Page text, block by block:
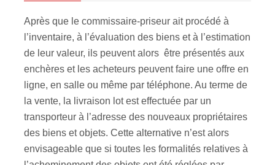
Après que le commissaire-priseur ait procédé à
l’inventaire, à l’évaluation des biens et à l’estimation
de leur valeur, ils peuvent alors être présentés aux
enchères et les acheteurs peuvent faire une offre en
ligne, en salle ou même par téléphone. Au terme de
la vente, la livraison lot est effectuée par un
transporteur à l’adresse des nouveaux propriétaires
des biens et objets. Cette alternative n’est alors
envisageable que si toutes les formalités relatives à